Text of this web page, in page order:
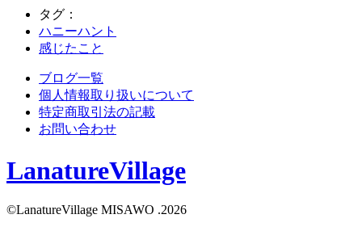
タグ：
ハニーハント
感じたこと
ブログ一覧
個人情報取り扱いについて
特定商取引法の記載
お問い合わせ
LanatureVillage
©LanatureVillage MISAWO .2026